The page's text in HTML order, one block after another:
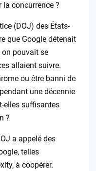
la concurrence ?
(DOJ) des États-
que Google détenait
on pouvait se
allaient suivre.
ou être banni de
une décennie
elles suffisantes
?
a appelé des
telles
à coopérer.